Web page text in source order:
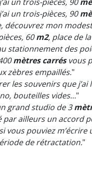
un trois-pièces, 90
découvrez mon
60m2, place de
stationnement des
mètres carrésvous
zèbres empaillés."
les souvenirs que j’ai
bouteilles vides…"
grand studio de 3
par ailleurs un accord
vous pouviez
de rétractation."